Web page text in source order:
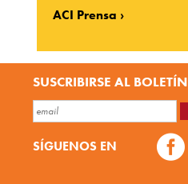
ACI Prensa
SUSCRIBIRSE AL BOLETÍN
SÍGUENOS EN